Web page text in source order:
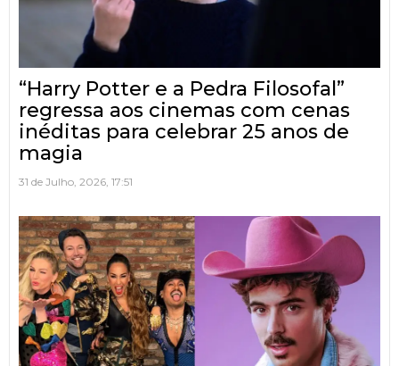
“Harry Potter e a Pedra Filosofal”
regressa aos cinemas com cenas
inéditas para celebrar 25 anos de
magia
31 de Julho, 2026, 17:51